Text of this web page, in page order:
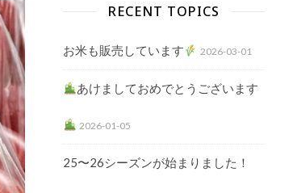
RECENT TOPICS
お米も販売しています 2026-03-01
あけましておめでとうございます
2026-01-05
25〜26シーズンが始まりました！